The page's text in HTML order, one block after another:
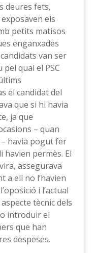
deures fets,
els
petits matisos
enganxades
van ser
qual el PSC
el candidat del
que si hi havia
ja que
– quan
havia pogut fer
havien permès. El
assegurava
a ell no l’havien
i l’actual
tècnic dels
introduir el
que han
despeses.